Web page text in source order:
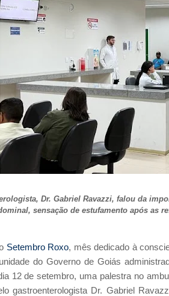
Dr. Gabriel Ravazzi, falou da
sensação de estufamento após as
Setembro Roxo, mês dedicado à
do Governo de Goiás
12 de setembro, uma palestra no
gastroenterologista Dr. Gabriel